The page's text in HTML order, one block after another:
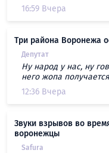
16:59 Вчера
Три района Воронежа
Депутат
Ну народ у нас, ну
него жопа
12:36 Вчера
Звуки взрывов во
воронежцы
Safura